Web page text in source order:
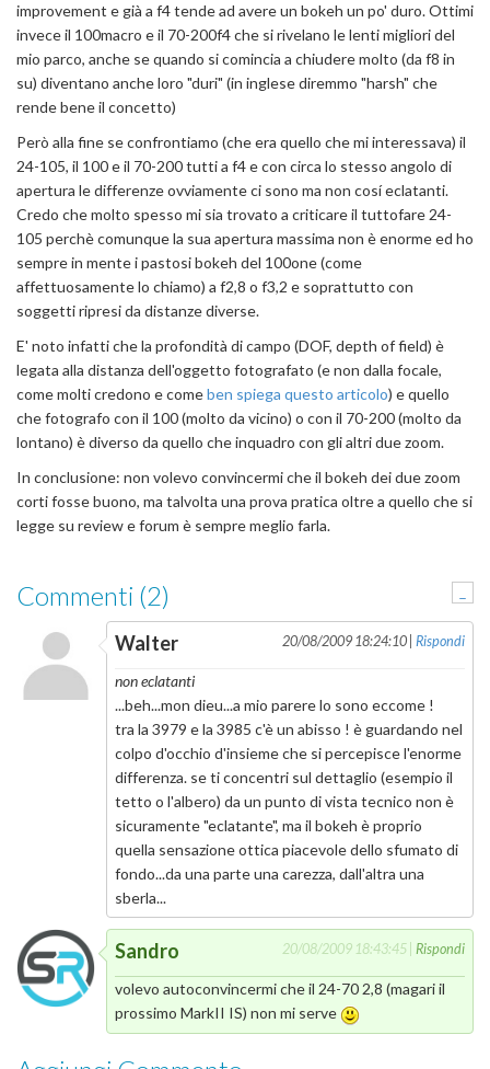
improvement e già a f4 tende ad avere un bokeh un po' duro. Ottimi
invece il 100macro e il 70-200f4 che si rivelano le lenti migliori del
mio parco, anche se quando si comincia a chiudere molto (da f8 in
su) diventano anche loro "duri" (in inglese diremmo "harsh" che
rende bene il concetto)
Però alla fine se confrontiamo (che era quello che mi interessava) il
24-105, il 100 e il 70-200 tutti a f4 e con circa lo stesso angolo di
apertura le differenze ovviamente ci sono ma non cosí eclatanti.
Credo che molto spesso mi sia trovato a criticare il tuttofare 24-
105 perchè comunque la sua apertura massima non è enorme ed ho
sempre in mente i pastosi bokeh del 100one (come
affettuosamente lo chiamo) a f2,8 o f3,2 e soprattutto con
soggetti ripresi da distanze diverse.
E' noto infatti che la profondità di campo (DOF, depth of field) è
legata alla distanza dell'oggetto fotografato (e non dalla focale,
come molti credono e comeben spiega questo articolo) e quello
che fotografo con il 100 (molto da vicino) o con il 70-200 (molto da
lontano) è diverso da quello che inquadro con gli altri due zoom.
In conclusione: non volevo convincermi che il bokeh dei due zoom
corti fosse buono, ma talvolta una prova pratica oltre a quello che si
legge su review e forum è sempre meglio farla.
Commenti (2) -
Walter 20/08/2009 18:24:10 | Rispondi
non eclatanti
...beh...mon dieu...a mio parere lo sono eccome !
tra la 3979 e la 3985 c'è un abisso ! è guardando nel
colpo d'occhio d'insieme che si percepisce l'enorme
differenza. se ti concentri sul dettaglio (esempio il
tetto o l'albero) da un punto di vista tecnico non è
sicuramente "eclatante", ma il bokeh è proprio
quella sensazione ottica piacevole dello sfumato di
fondo...da una parte una carezza, dall'altra una
sberla...
Sandro 20/08/2009 18:43:45 |Rispondi
volevo autoconvincermi che il 24-70 2,8 (magari il
prossimo MarkII IS) non mi serve